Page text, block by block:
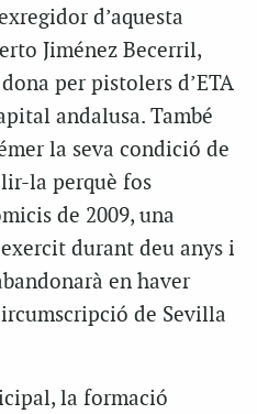
d’aquesta
Jiménez Becerril,
per pistolers d’ETA
andalusa. També
la seva condició de
la perquè fos
de 2009, una
durant deu anys i
en haver
de Sevilla
la formació